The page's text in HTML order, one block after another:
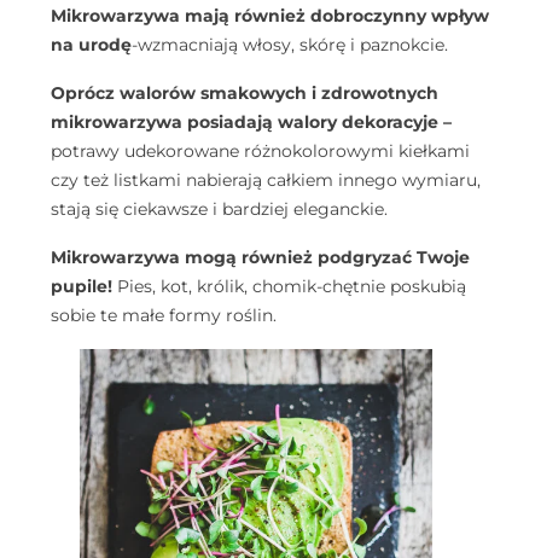
Mikrowarzywa mają również dobroczynny wpływ
na urodę-wzmacniają włosy, skórę i paznokcie.
Oprócz walorów smakowych i zdrowotnych
mikrowarzywa posiadają walory dekoracyje –
potrawy udekorowane różnokolorowymi kiełkami
czy też listkami nabierają całkiem innego wymiaru,
stają się ciekawsze i bardziej eleganckie.
Mikrowarzywa mogą również podgryzać Twoje
pupile! Pies, kot, królik, chomik-chętnie poskubią
sobie te małe formy roślin.